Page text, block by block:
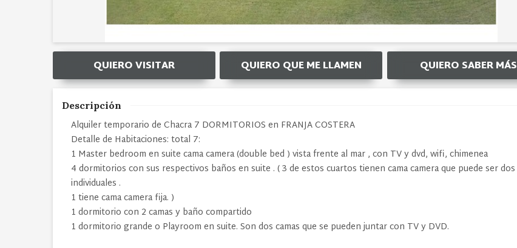
QUIERO VISITAR QUIERO QUE ME LLAMEN QUIERO SABER MÁS
Descripción
Alquiler temporario de Chacra 7 DORMITORIOS en FRANJA COSTERA
Detalle de Habitaciones: total 7:
1 Master bedroom en suite cama camera (double bed ) vista frente al mar , con TV y dvd, wifi, chimenea
4 dormitorios con sus respectivos baños en suite . ( 3 de estos cuartos tienen cama camera que puede ser dos
individuales .
1 tiene cama camera fija. )
1 dormitorio con 2 camas y baño compartido
1 dormitorio grande o Playroom en suite. Son dos camas que se pueden juntar con TV y DVD.